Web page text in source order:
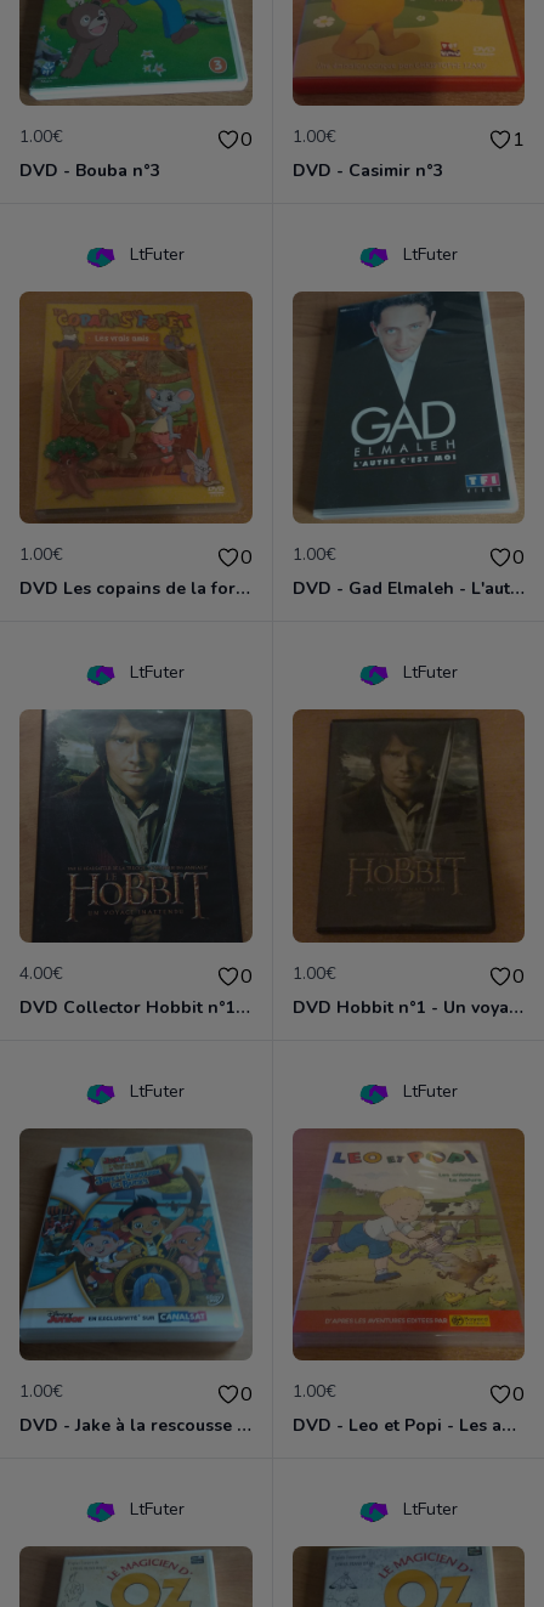
1.00€ 0
DVD - Bouba n°3
1.00€ 1
DVD - Casimir n°3
LtFuter
1.00€ 0
DVD Les copains de la forêt : les vrais amis
LtFuter
1.00€ 0
DVD - Gad Elmaleh - L'autre c'est moi
LtFuter
4.00€ 0
DVD Collector Hobbit n°1 - Un voyage inattendu
LtFuter
1.00€ 0
DVD Hobbit n°1 - Un voyage inattendu
LtFuter
1.00€ 0
DVD - Jake à la rescousse de Bucky
LtFuter
1.00€ 0
DVD - Leo et Popi - Les animaux de la nature
LtFuter LtFuter